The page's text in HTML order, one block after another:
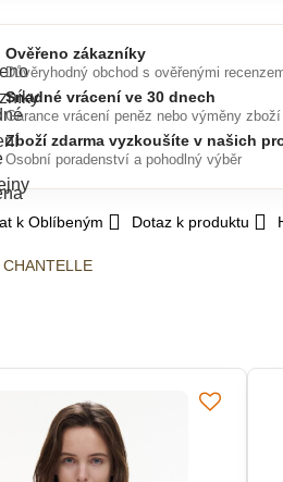
k Oblíbeným Dotaz k produktu
CHANTELLE
Ověřeno zákazníky
Důvěryhodný obchod s ověřenými
Snadné vrácení ve 30 dnech
Garance vrácení peněz nebo výměny zboží
Zboží zdarma vyzkoušíte v našich
Osobní poradenství a pohodlný výběr